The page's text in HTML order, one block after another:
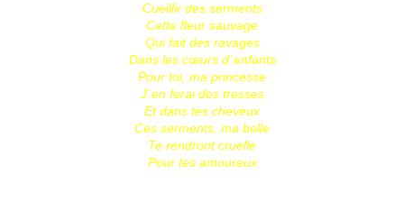
Cueillir des serments
Cette fleur sauvage
Qui fait des ravages
Dans les cœurs d´enfants
Pour toi, ma princesse
J´en ferai des tresses
Et dans tes cheveux
Ces serments, ma belle
Te rendront cruelle
Pour tes amoureux